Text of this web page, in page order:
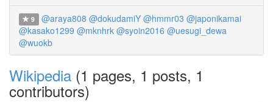
9 @araya808 @dokudamiY @hmmr03 @japonikamai
@kasako1299 @mknhrk @syoin2016 @uesugi_dewa
@wuokb
Wikipedia (1 pages, 1 posts, 1
contributors)